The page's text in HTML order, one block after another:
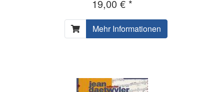
19,00 € *
Mehr Informationen